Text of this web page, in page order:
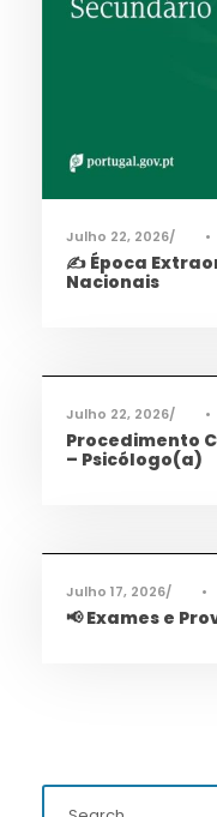
Julho 22, 2026 •
✍️ Época
Nacionais
Julho 22, 2026 •
Procedimento
– Psicólogo(a)
Julho 17, 2026 •
📢 Exames e